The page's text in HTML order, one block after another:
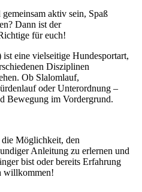
aktiv sein, Spaß
Dann ist der
für euch!
eine vielseitige Hundesportart,
Disziplinen
Ob Slalomlauf,
oder Unterordnung –
Bewegung im Vordergrund.
Möglichkeit, den
Anleitung zu erlernen und
bist oder bereits Erfahrung
willkommen!